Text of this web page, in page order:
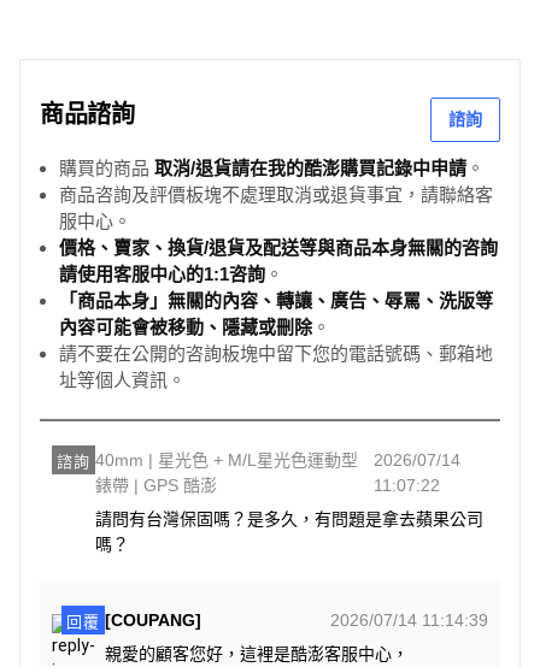
商品諮詢 諮詢
購買的商品 取消/退貨請在我的酷澎購買記錄中申請 。
商品咨詢及評價板塊不處理取消或退貨事宜，請聯絡客
服中心。
價格、賣家、換貨/退貨及配送等與商品本身無關的咨詢
請使用客服中心的1:1咨詢 。
「商品本身」無關的內容、轉讓、廣告、辱罵、洗版等
內容可能會被移動、隱藏或刪除。
請不要在公開的咨詢板塊中留下您的電話號碼、郵箱地
址等個人資訊。
諮詢 40mm | 星光色 + M/L星光色運動型
錶帶 | GPS 酷澎
2026/07/14
11:07:22
請問有台灣保固嗎？是多久，有問題是拿去蘋果公司
嗎？
回覆 [COUPANG]
2026/07/14 11:14:39
親愛的顧客您好，這裡是酷澎客服中心，